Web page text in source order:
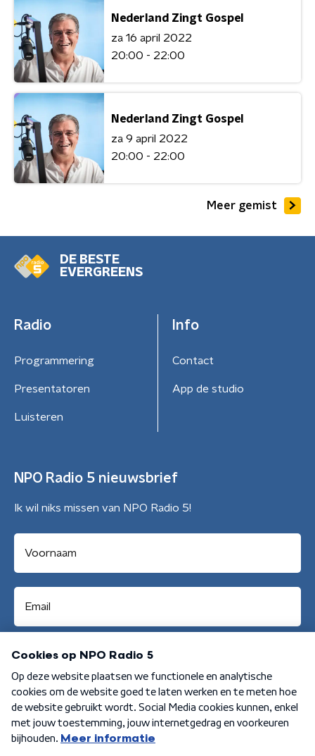
Nederland Zingt Gospel
za 16 april 2022
20:00 - 22:00
Nederland Zingt Gospel
za 9 april 2022
20:00 - 22:00
Meer gemist
DE BESTE
EVERGREENS
Radio
Programmering
Presentatoren
Luisteren
Info
Contact
App de studio
NPO Radio 5 nieuwsbrief
Ik wil niks missen van NPO Radio 5!
Aanmelden
Algemene voorwaarden